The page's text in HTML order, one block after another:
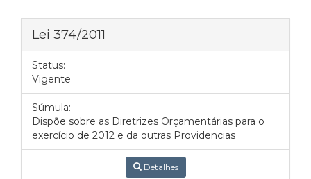
Lei 374/2011
Status:
Vigente
Súmula:
Dispõe sobre as Diretrizes Orçamentárias para o
exercício de 2012 e da outras Providencias
Detalhes